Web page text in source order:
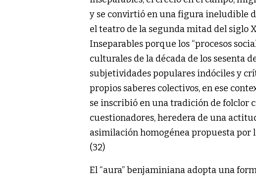
y se convirtió en una figura ineludible
el teatro de la segunda mitad del siglo
Inseparables porque los “procesos
culturales de la década de los sesenta
subjetividades populares indóciles y
propios saberes colectivos, en ese
se inscribió en una tradición de folclor
cuestionadores, heredera de una
asimilación homogénea propuesta por
(32)
El “aura” benjaminiana adopta una